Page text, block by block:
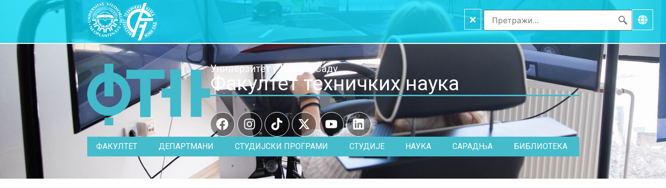
×
Универзитет у Новом Саду
Факултет техничких наука
ФАКУЛТЕТ ДЕПАРТМАНИ СТУДИЈСКИ ПРОГРАМИ СТУДИЈЕ НАУКА САРАДЊА БИБЛИОТЕКА